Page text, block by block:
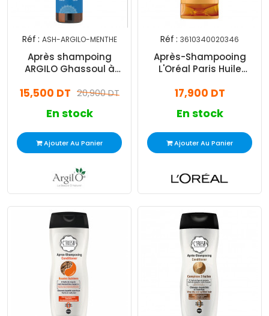
Réf : ASH-ARGILO-MENTHE
Après shampoing
ARGILO Ghassoul à
poivrée 250 ml
20,900 DT
15,500 DT
En stock
Ajouter Au Panier
Réf : 3610340020346
Après-Shampooing
L'Oréal Paris Huile
Normaux Tendances à
17,900 DT
En stock
Ajouter Au Panier